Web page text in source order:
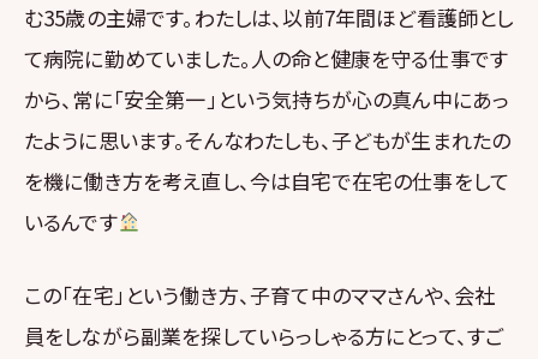
む35歳の主婦です。わたしは、以前7年間ほど看護師とし
て病院に勤めていました。人の命と健康を守る仕事です
から、常に「安全第一」という気持ちが心の真ん中にあっ
たように思います。そんなわたしも、子どもが生まれたの
を機に働き方を考え直し、今は自宅で在宅の仕事をして
いるんです
この「在宅」という働き方、子育て中のママさんや、会社
員をしながら副業を探していらっしゃる方にとって、すご